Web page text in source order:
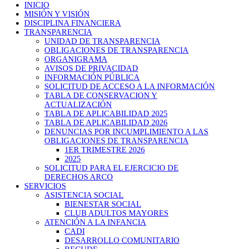
INICIO
MISIÓN Y VISIÓN
DISCIPLINA FINANCIERA
TRANSPARENCIA
UNIDAD DE TRANSPARENCIA
OBLIGACIONES DE TRANSPARENCIA
ORGANIGRAMA
AVISOS DE PRIVACIDAD
INFORMACIÓN PÚBLICA
SOLICITUD DE ACCESO A LA INFORMACIÓN
TABLA DE CONSERVACION Y
ACTUALIZACIÓN
TABLA DE APLICABILIDAD 2025
TABLA DE APLICABILIDAD 2026
DENUNCIAS POR INCUMPLIMIENTO A LAS
OBLIGACIONES DE TRANSPARENCIA
1ER TRIMESTRE 2026
2025
SOLICITUD PARA EL EJERCICIO DE
DERECHOS ARCO
SERVICIOS
ASISTENCIA SOCIAL
BIENESTAR SOCIAL
CLUB ADULTOS MAYORES
ATENCIÓN A LA INFANCIA
CADI
DESARROLLO COMUNITARIO